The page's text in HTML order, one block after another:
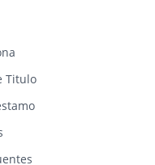
Titulo